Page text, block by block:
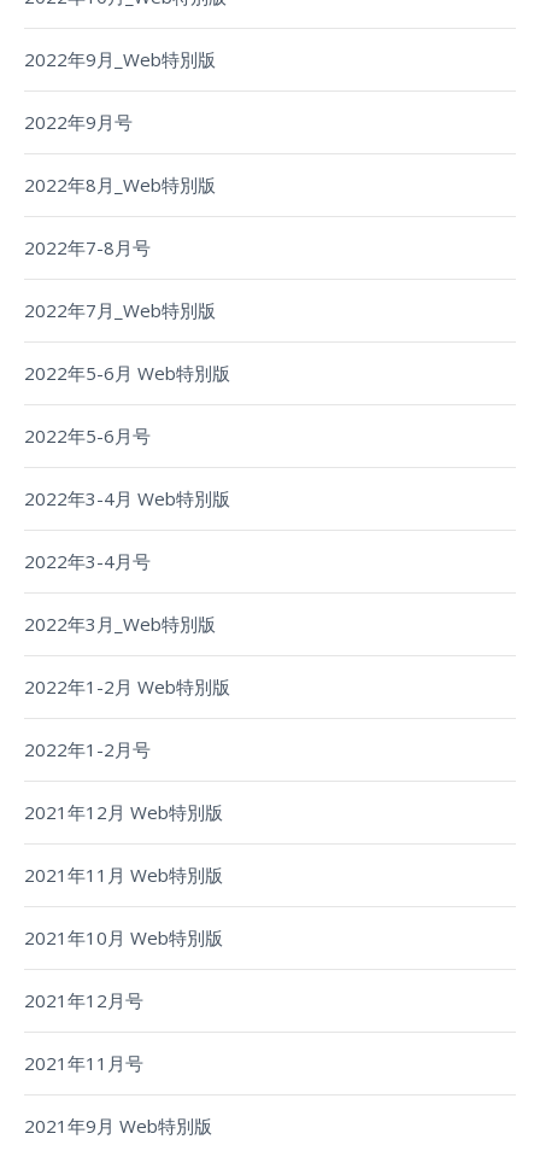
2022年9月_Web特別版
2022年9月号
2022年8月_Web特別版
2022年7-8月号
2022年7月_Web特別版
2022年5-6月 Web特別版
2022年5-6月号
2022年3-4月 Web特別版
2022年3-4月号
2022年3月_Web特別版
2022年1-2月 Web特別版
2022年1-2月号
2021年12月 Web特別版
2021年11月 Web特別版
2021年10月 Web特別版
2021年12月号
2021年11月号
2021年9月 Web特別版